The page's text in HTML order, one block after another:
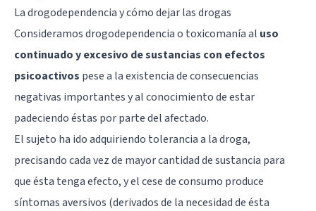
La drogodependencia y cómo dejar las drogas
Consideramos drogodependencia o toxicomanía al uso
continuado y excesivo de sustancias con efectos
psicoactivos pese a la existencia de consecuencias
negativas importantes y al conocimiento de estar
padeciendo éstas por parte del afectado.
El sujeto ha ido adquiriendo tolerancia a la droga,
precisando cada vez de mayor cantidad de sustancia para
que ésta tenga efecto, y el cese de consumo produce
síntomas aversivos (derivados de la necesidad de ésta